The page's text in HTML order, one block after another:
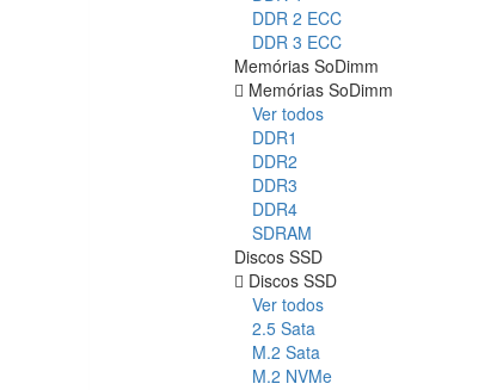
DDR 2 ECC
DDR 3 ECC
Memórias SoDimm
Memórias SoDimm
Ver todos
DDR1
DDR2
DDR3
DDR4
SDRAM
Discos SSD
Discos SSD
Ver todos
2.5 Sata
M.2 Sata
M.2 NVMe